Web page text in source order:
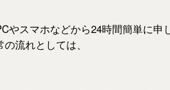
スマホなどから24時間簡単に申
流れとしては、